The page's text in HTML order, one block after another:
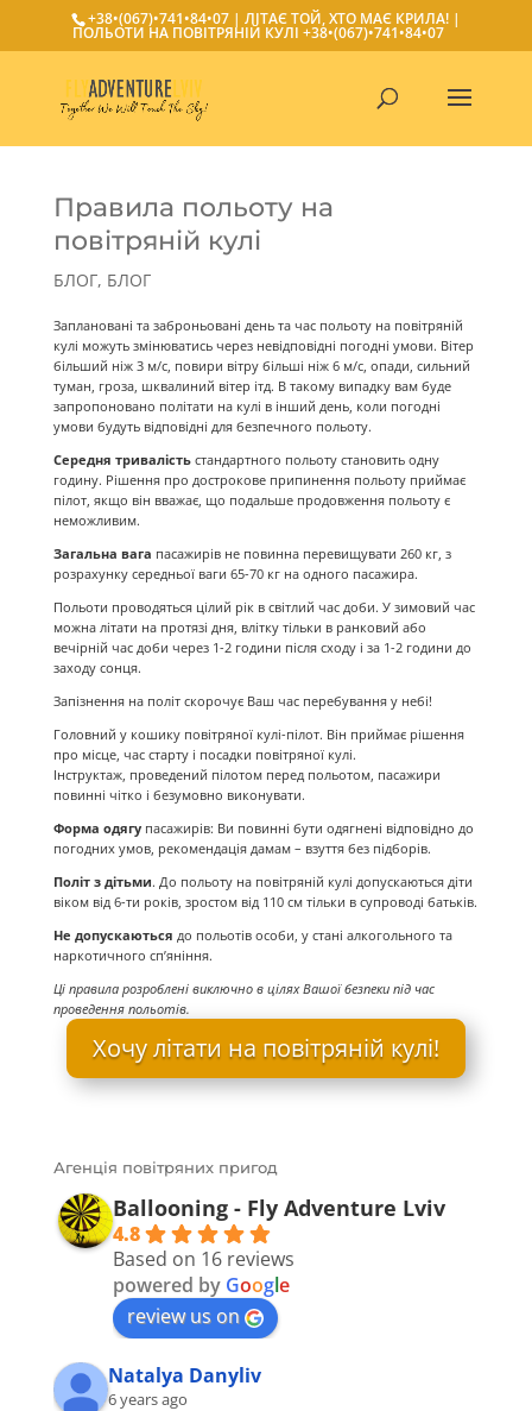
+38•(067)•741•84•07| ЛІТАЄ ТОЙ, ХТО МАЄ КРИЛА! |
ПОЛЬОТИ НА ПОВІТРЯНІЙ КУЛІ +38•(067)•741•84•07
Правила польоту на
повітряній кулі
БЛОГ, БЛОГ
Заплановані та заброньовані день та час польоту на повітряній
кулі можуть змінюватись через невідповідні погодні умови. Вітер
більший ніж 3 м/с, повири вітру більші ніж 6 м/с, опади, сильний
туман, гроза, шквалиний вітер ітд. В такому випадку вам буде
запропоновано політати на кулі в інший день, коли погодні
умови будуть відповідні для безпечного польоту.
Середня тривалістьстандартного польоту становить одну
годину. Рішення про дострокове припинення польоту приймає
пілот, якщо він вважає, що подальше продовження польоту є
неможливим.
Загальна вага пасажирів не повинна перевищувати 260 кг, з
розрахунку середньої ваги 65-70 кг на одного пасажира.
Польоти проводяться цілий рік в світлий час доби. У зимовий час
можна літати на протязі дня, влітку тільки в ранковий або
вечірній час доби через 1-2 години після сходу і за 1-2 години до
заходу сонця.
Запізнення на політ скорочує Ваш час перебування у небі!
Головний у кошику повітряної кулі-пілот. Він приймає рішення
про місце, час старту і посадки повітряної кулі.
Інструктаж, проведений пілотом перед польотом, пасажири
повинні чітко і безумовно виконувати.
Форма одягупасажирів: Ви повинні бути одягнені відповідно до
погодних умов, рекомендація дамам – взуття без підборів.
Політ з дітьми. До польоту на повітряній кулі допускаються діти
віком від 6-ти років, зростом від 110 см тільки в супроводі батьків.
Не допускаються до польотів особи, у стані алкогольного та
наркотичного сп’яніння.
Ці правила розроблені виключно в цілях Вашої безпеки під час
проведення польотів.
Хочу літати на повітряній кулі!
Агенція повітряних пригод
Ballooning - Fly Adventure Lviv
4.8
Based on 16 reviews
powered by Google
review us on
Natalya Danyliv
6 years ago